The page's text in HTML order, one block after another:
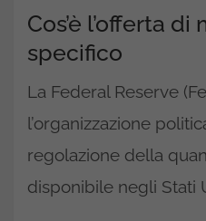
Cos’è l’offerta
specifico
La Federal Reserve
l’organizzazione
regolazione della
disponibile negli Stati